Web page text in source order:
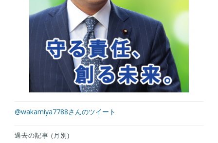
@wakamiya7788さんのツイート
過去の記事 (月別)